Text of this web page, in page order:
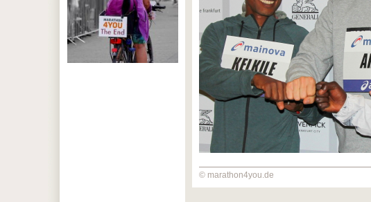
© marathon4you.de